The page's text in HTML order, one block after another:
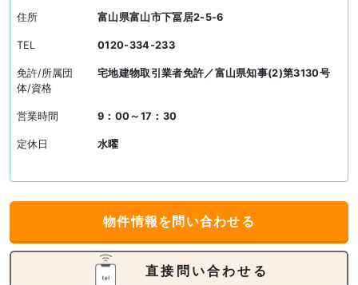
住所 富山県富山市下冨居2-5-6
TEL 0120-334-233
免許/所属団
体/資格
宅地建物取引業者免許／富山県知事(2)第3130号
営業時間 9：00～17：30
定休日 水曜
物件情報を問い合わせる
直接問い合わせる